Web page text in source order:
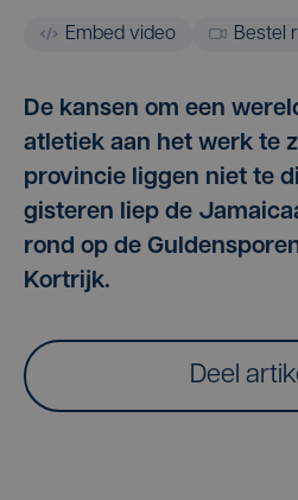
Embed video Bestel
De kansen om een
atletiek aan het werk te
provincie liggen niet te
gisteren liep de
rond op de
Kortrijk.
Deel